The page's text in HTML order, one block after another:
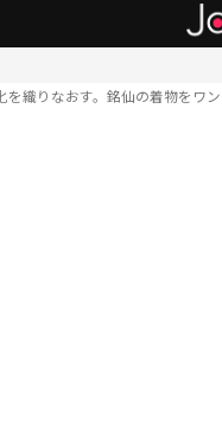
を織りなおす。銘仙の着物をワ